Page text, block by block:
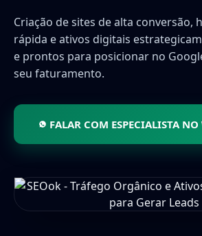
Criação de sites de alta conversão,
rápida e ativos digitais
e prontos para posicionar no
seu faturamento.
FALAR COM ESPECIALISTA NO